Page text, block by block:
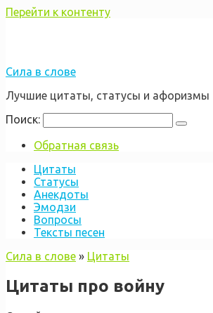
Перейти к контенту
Сила в слове
Лучшие цитаты, статусы и афоризмы
Поиск:
Обратная связь
Цитаты
Статусы
Анекдоты
Эмодзи
Вопросы
Тексты песен
Сила в слове » Цитаты
Цитаты про войну